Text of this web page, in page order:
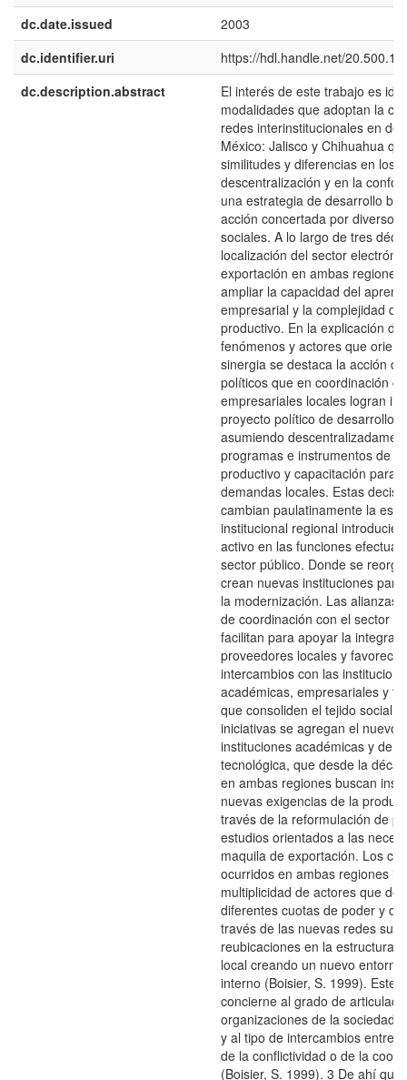
dc.date.issued
2003
dc.identifier.uri
https://hdl.handle.net/
dc.description.abstract
El interés de este trabajo es
modalidades que adoptan la
redes interinstitucionales en
México: Jalisco y Chihuahua
similitudes y diferencias en los
descentralización y en la
una estrategia de desarrollo
acción concertada por diversos
sociales. A lo largo de tres
localización del sector
exportación en ambas regiones
ampliar la capacidad del
empresarial y la complejidad
productivo. En la explicación de
fenómenos y actores que
sinergia se destaca la acción
políticos que en coordinación
empresariales locales logran
proyecto político de desarrollo
asumiendo
programas e instrumentos de
productivo y capacitación para
demandas locales. Estas
cambian paulatinamente la
institucional regional
activo en las funciones
sector público. Donde se
crean nuevas instituciones
la modernización. Las alianzas
de coordinación con el sector
facilitan para apoyar la
proveedores locales y
intercambios con las
académicas, empresariales y
que consoliden el tejido social.
iniciativas se agregan el nuevo
instituciones académicas y de
tecnológica, que desde la
en ambas regiones buscan
nuevas exigencias de la
través de la reformulación de
estudios orientados a las
maquila de exportación. Los
ocurridos en ambas regiones
multiplicidad de actores que
diferentes cuotas de poder y
través de las nuevas redes sus
reubicaciones en la estructura
local creando un nuevo
interno (Boisier, S. 1999). Este
concierne al grado de
organizaciones de la sociedad
y al tipo de intercambios entre
de la conflictividad o de la
(Boisier, S. 1999). 3 De ahí que